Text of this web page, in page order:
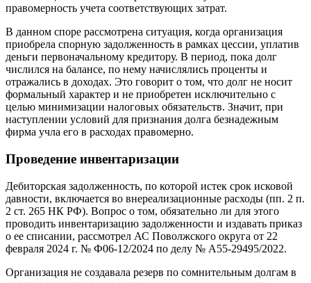
правомерность учета соответствующих затрат.
В данном споре рассмотрена ситуация, когда организация
приобрела спорную задолженность в рамках цессии, уплатив
деньги первоначальному кредитору. В период, пока долг
числился на балансе, по нему начислялись проценты и
отражались в доходах. Это говорит о том, что долг не носит
формальный характер и не приобретен исключительно с
целью минимизации налоговых обязательств. Значит, при
наступлении условий для признания долга безнадежным
фирма учла его в расходах правомерно.
Проведение инвентаризации
Дебиторская задолженность, по которой истек срок исковой
давности, включается во внереализационные расходы (пп. 2 п.
2 ст. 265 НК РФ). Вопрос о том, обязательно ли для этого
проводить инвентаризацию задолженности и издавать приказ
о ее списании, рассмотрел АС Поволжского округа от 22
февраля 2024 г. № Ф06-12/2024 по делу № А55-29495/2022.
Организация не создавала резерв по сомнительным долгам в